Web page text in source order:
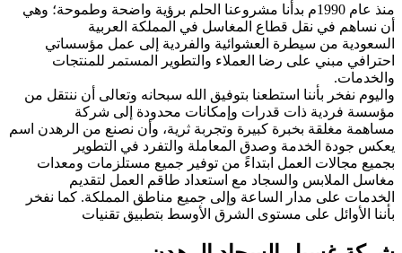
منذ عام 1990م بدأنا مشروعنا الحلم برؤية واضحة وطموحة؛ وهي
أن نساهم في نقل قطاع المغاسل في المملكة العربية
السعودية من سيطرة العشوائية والفردية إلى عمل مؤسساتي
احترافي مبني على رضا العملاء والتطوير المستمر للمنتجات
والخدمات.
واليوم نفخر بأننا استطعنا بتوفيق الله سبحانه وتعالى أن ننتقل من
مؤسسة فردية ذات قدرات وإمكانات محدودة إلى شركة
مساهمة مغلقة بخبرة كبيرة وتجربة ثرية، وأن نصنع من الرهدن اسم
يعكس جودة الخدمة وصدق المعاملة والتفرد في التطوير
بجميع مجالات العمل ابتداءً من توفير جميع مستلزمات ومعدات
مغاسل الملابس والسجاد مع استعداد طاقم العمل لتقديم
الخدمات على مدار الساعة وإلى جميع مناطق المملكة. كما نفخر
بأننا الأوائل على مستوى الشرق الأوسط بتطبيق تقنيات